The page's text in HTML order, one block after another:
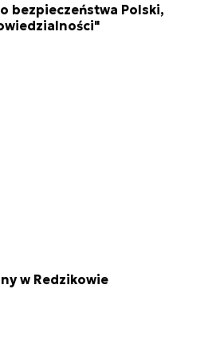
bezpieczeństwa Polski,
w Redzikowie